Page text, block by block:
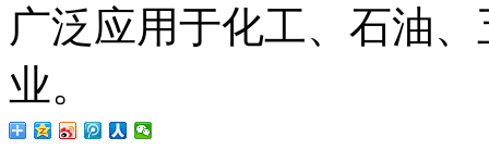
广泛应用于化工、石油
业。